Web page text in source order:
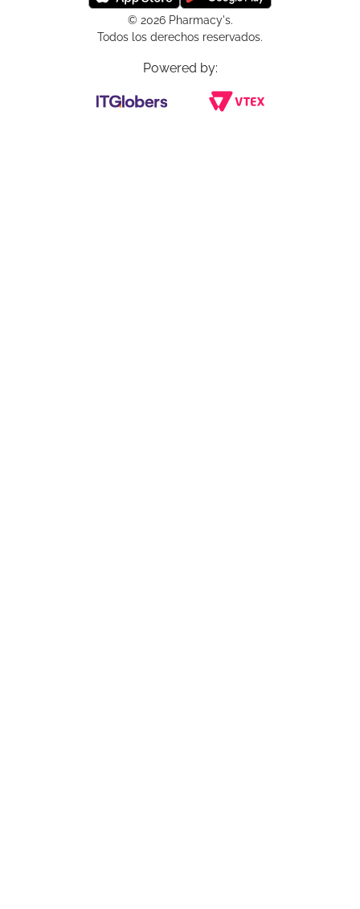
© 2026 Pharmacy's.
Todos los derechos reservados.
Powered by: